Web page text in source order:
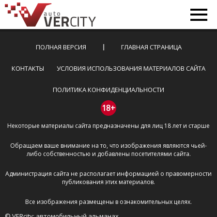
ПОЛНАЯ ВЕРСИЯ ГЛАВНАЯ СТРАНИЦА
КОНТАКТЫ УСЛОВИЯ ИСПОЛЬЗОВАНИЯ МАТЕРИАЛОВ САЙТА
ПОЛИТИКА КОНФИДЕНЦИАЛЬНОСТИ
18+
Некоторые материалы сайта предназначены для лиц 18 лет и старше
Обращаем ваше внимание на то, что изображения являются чьей-
либо собственностью и добавлены посетителями сайта.
Администрация сайта не располагает информацией о правомерности
публикования этих материалов.
Все изображения размещены в ознакомительных целях.